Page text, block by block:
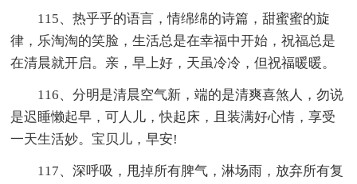
115、热乎乎的语言，情绵绵的诗篇，甜蜜蜜的旋
律，乐淘淘的笑脸，生活总是在幸福中开始，祝福总是
在清晨就开启。亲，早上好，天虽冷冷，但祝福暖暖。
116、分明是清晨空气新，端的是清爽喜煞人，勿说
是迟睡懒起早，可人儿，快起床，且装满好心情，享受
一天生活妙。宝贝儿，早安!
117、深呼吸，甩掉所有脾气，淋场雨，放弃所有复